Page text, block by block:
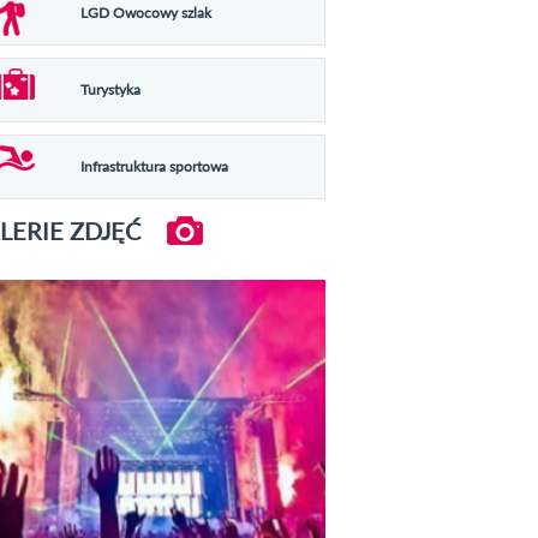
LGD Owocowy szlak
Turystyka
Infrastruktura sportowa
ZDJĘĆ